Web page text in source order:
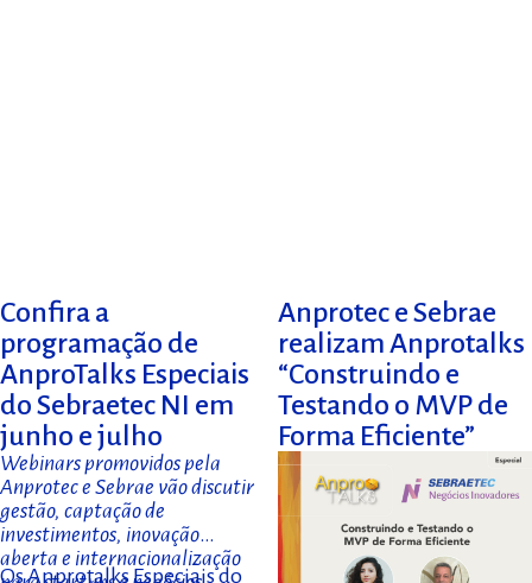
Confira a
programação de
AnproTalks Especiais
do Sebraetec NI em
junho e julho
Webinars promovidos pela
Anprotec e Sebrae vão discutir
gestão, captação de
investimentos, inovação
aberta e internacionalização
Os Anprotalks Especiais do
Anprotec e Sebrae
realizam Anprotalks
“Construindo e
Testando o MVP de
Forma Eficiente”